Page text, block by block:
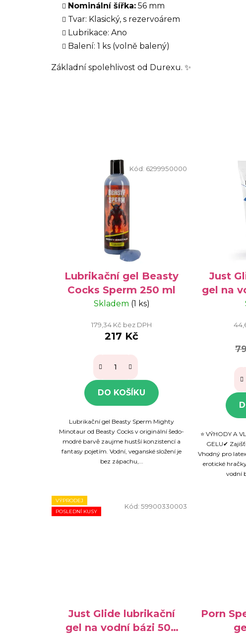
Nominální šířka: 56 mm
Tvar: Klasický, s rezervoárem
Lubrikace: Ano
Balení: 1 ks (volně balený)
Základní spolehlivost od Durexu. ✨
Lubrikační gel Beasty
Cocks Sperm 250 ml
Skladem (1 ks)
179,34 Kč bez DPH
217 Kč
DO KOŠÍKU
Lubrikační gel Beasty Sperm Mighty
Minotaur od Beasty Cocks v originální šedo-
modré barvě zaujme hustší konzistencí a
fantasy pojetím. Vodní, veganské složení je
bez zápachu,...
Kód: 6299950000
Just
gel na
⭐ VÝHODY A
GELU✔
Vhodný pro
erotické
vodní
VÝPRODEJ
POSLEDNÍ KUSY
Just Glide lubrikační
gel na vodní bázi 500
Kód: 59900330003
Porn